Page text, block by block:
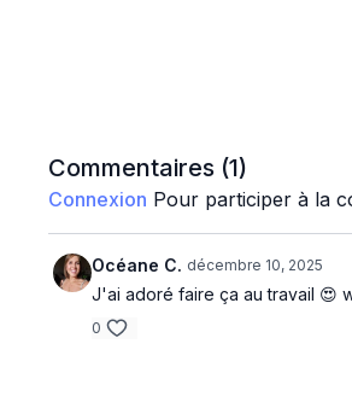
Commentaires (1)
Connexion Pour participer à la
Océane C. décembre 10, 2025
J'ai adoré faire ça au travail 😍
0